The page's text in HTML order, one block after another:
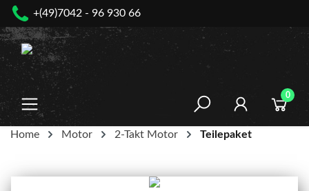
springen
+(49)7042 - 96 930 66
0
Home Motor 2-Takt Motor Teilepaket